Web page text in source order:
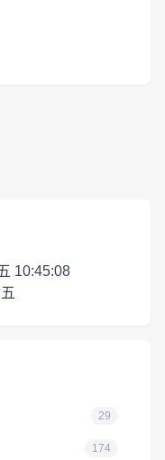
10:45:08
29
174